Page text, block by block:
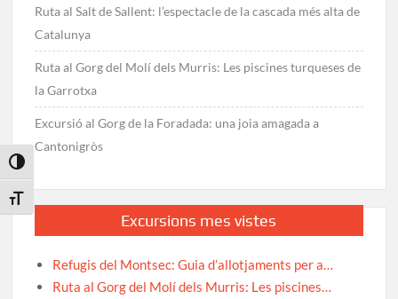
Toggle High Contrast
Toggle Font size
Ruta al Salt de Sallent: l’espectacle de la cascada més alta de
Catalunya
Ruta al Gorg del Molí dels Murris: Les piscines turqueses de
la Garrotxa
Excursió al Gorg de la Foradada: una joia amagada a
Cantonigròs
Excursions mes vistes
Refugis del Montsec: Guia d’allotjaments per a…
Ruta al Gorg del Molí dels Murris: Les piscines…